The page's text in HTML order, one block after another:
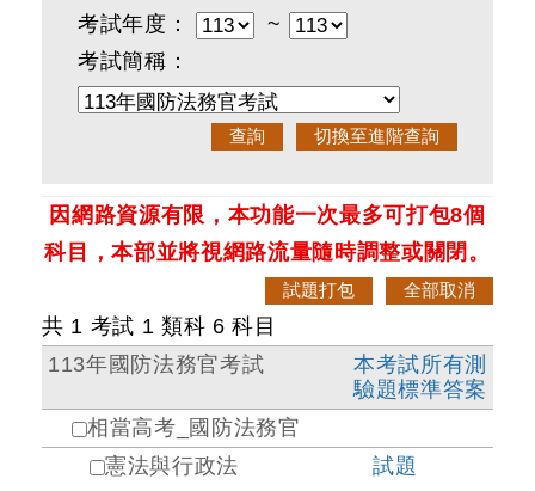
考試年度：
~
考試簡稱：
因網路資源有限，本功能一次最多可打包8個
科目，本部並將視網路流量隨時調整或關閉。
共 1 考試 1 類科 6 科目
113年國防法務官考試
本考試所有測
驗題標準答案
相當高考_國防法務官
憲法與行政法
試題